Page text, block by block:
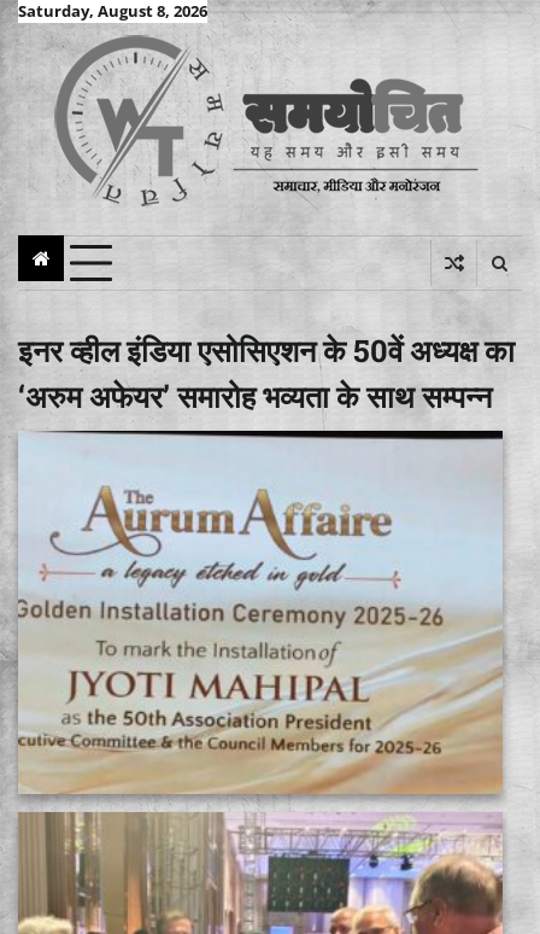
Skip
to
content
Saturday, August 8, 2026
इनर व्हील इंडिया एसोसिएशन के 50वें अध्यक्ष का
‘अरुम अफेयर’ समारोह भव्यता के साथ सम्पन्न